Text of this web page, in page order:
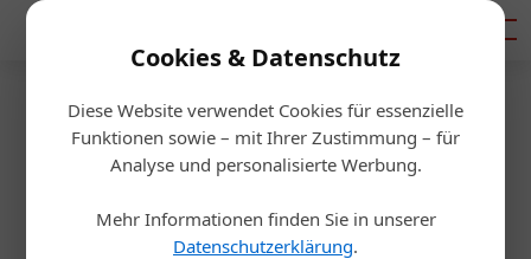
Cookies & Datenschutz
Diese Website verwendet Cookies für essenzielle
Funktionen sowie – mit Ihrer Zustimmung – für
Analyse und personalisierte Werbung.
Mehr Informationen finden Sie in unserer
Datenschutzerklärung.
Startseite/Getränke
Pads & Kapseln für Profis
Martin Kienreich 01.12.2016, 11:05 Uhr